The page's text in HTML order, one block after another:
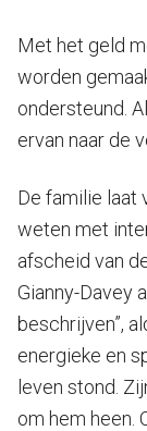
Met het geld
worden
ondersteund.
ervan naar de
De familie laat
weten met
afscheid van
Gianny-Davey
beschrijven”,
energieke en
leven stond.
om hem heen.